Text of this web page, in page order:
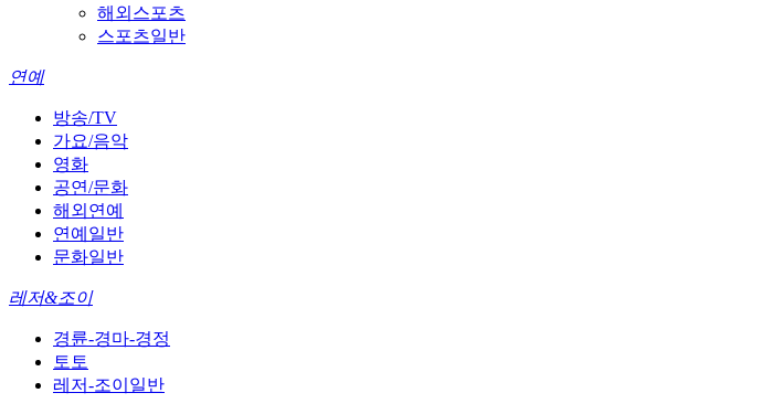
해외스포츠
스포츠일반
연예
방송/TV
가요/음악
영화
공연/문화
해외연예
연예일반
문화일반
레저&조이
경륜-경마-경정
토토
레저-조이일반